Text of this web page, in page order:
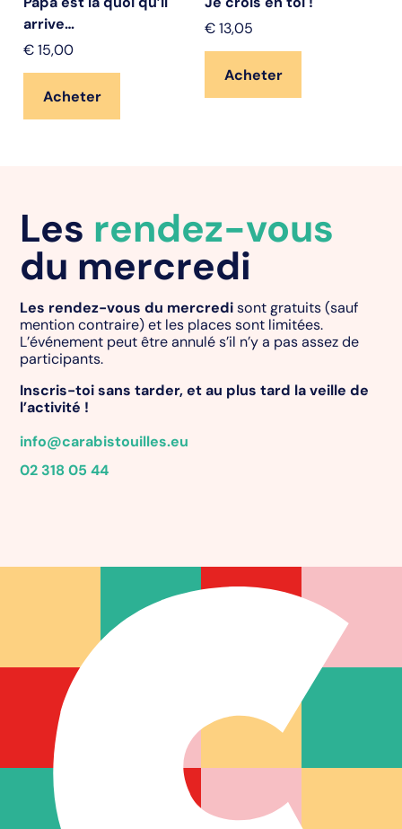
arrive…
€ 15,00
Acheter
€ 13,05
Acheter
Les rendez-vous
du mercredi
Les rendez-vous du mercredi sont gratuits (sauf
mention contraire) et les places sont limitées.
L’événement peut être annulé s’il n’y a pas assez de
participants.
Inscris-toi sans tarder, et au plus tard la veille de
l’activité !
info@carabistouilles.eu
02 318 05 44